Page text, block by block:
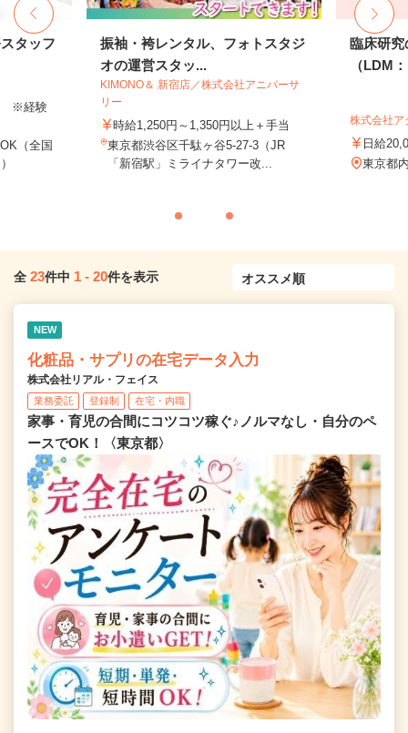
タッフ
※経験
（全国
振袖・袴レンタル、フォトスタジ
オの運営スタッ...
KIMONO＆ 新宿店／株式会社アニバーサ
リー
時給1,250円～1,350円以上＋手当
東京都渋谷区千駄ヶ谷5-27-3（JR
「新宿駅」ミライナタワー改...
臨床研究
（LDM
株式会社ア
日給
東京都
全 23件中 1 - 20件を表示
NEW
化粧品・サプリの在宅データ入力
株式会社リアル・フェイス
業務委託 登録制 在宅・内職
家事・育児の合間にコツコツ稼ぐ♪ノルマなし・自分のペ
ースでOK！〈東京都〉